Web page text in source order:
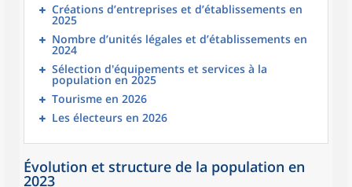
Créations d’entreprises et d’établissements en
2025
Nombre d’unités légales et d’établissements en
2024
Sélection d'équipements et services à la
population en 2025
Tourisme en 2026
Les électeurs en 2026
Évolution et structure de la population en
2023